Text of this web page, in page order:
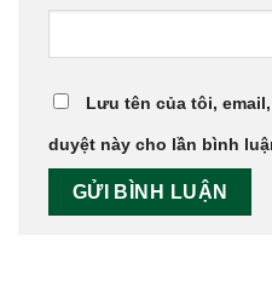
Lưu tên của tôi,
duyệt này cho lần bình